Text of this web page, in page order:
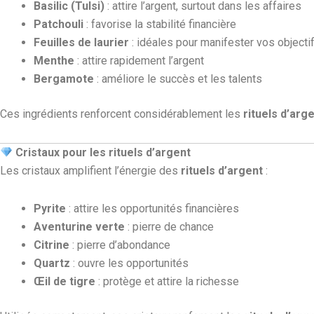
Basilic (Tulsi) : attire l’argent, surtout dans les affaires
Patchouli : favorise la stabilité financière
Feuilles de laurier : idéales pour manifester vos
Menthe : attire rapidement l’argent
Bergamote : améliore le succès et les talents
Ces ingrédients renforcent considérablement les rituels
Cristaux pour les rituels d’argent
Les cristaux amplifient l’énergie des rituels d’argent :
Pyrite : attire les opportunités financières
Aventurine verte : pierre de chance
Citrine : pierre d’abondance
Quartz : ouvre les opportunités
Œil de tigre : protège et attire la richesse